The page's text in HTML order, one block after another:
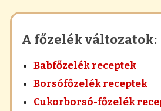
A főzelék változatok:
Babfőzelék receptek
Borsófőzelék receptek
Cukorborsó-főzelék